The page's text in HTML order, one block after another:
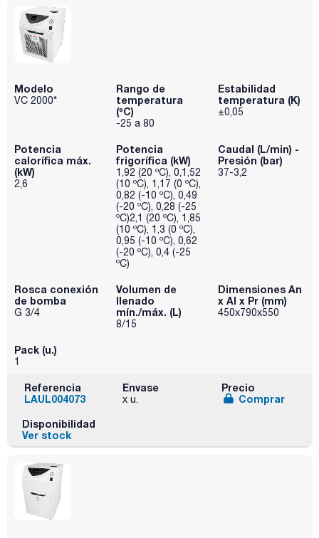
Modelo
VC 2000*
Rango de
temperatura
(ºC)
-25 a 80
Estabilidad
temperatura (K)
±0,05
Potencia
calorífica máx.
(kW)
2,6
Potencia
frigorífica (kW)
1,92 (20 ºC), 0,1,52
(10 ºC), 1,17 (0 ºC),
0,82 (-10 ºC), 0,49
(-20 ºC), 0,28 (-25
ºC)2,1 (20 ºC), 1,85
(10 ºC), 1,3 (0 ºC),
0,95 (-10 ºC), 0,62
(-20 ºC), 0,4 (-25
ºC)
Caudal (L/min) -
Presión (bar)
37-3,2
Rosca conexión
de bomba
G 3/4
Volumen de
llenado
mín./máx. (L)
8/15
Dimensiones An
x Al x Pr (mm)
450x790x550
Pack (u.)
1
Referencia
LAUL004073
Envase
x u.
Precio
Comprar
Disponibilidad
Ver stock